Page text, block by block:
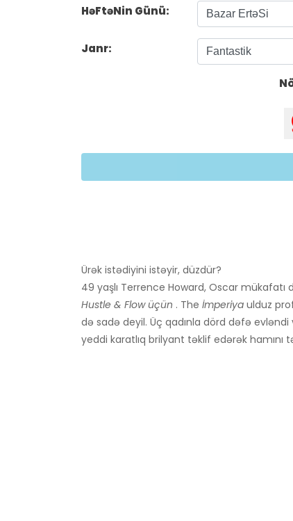
HəFtəNin Günü:
Janr:
Ürək istədiyini istəyir, düzdür?
49 yaşlı Terrence Howard, Oscar
Hustle & Flow üçün . The İmperiya ulduz
də sadə deyil. Üç qadınla dörd dəfə evləndi
yeddi karatlıq brilyant təklif edərək hamını